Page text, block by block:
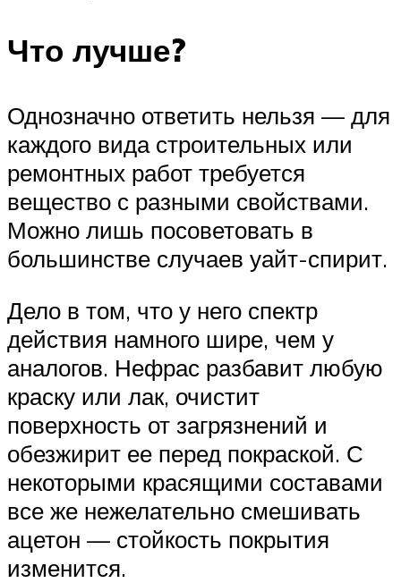
Что лучше?
Однозначно ответить нельзя — для
каждого вида строительных или
ремонтных работ требуется
вещество с разными свойствами.
Можно лишь посоветовать в
большинстве случаев уайт-спирит.
Дело в том, что у него спектр
действия намного шире, чем у
аналогов. Нефрас разбавит любую
краску или лак, очистит
поверхность от загрязнений и
обезжирит ее перед покраской. С
некоторыми красящими составами
все же нежелательно смешивать
ацетон — стойкость покрытия
изменится.